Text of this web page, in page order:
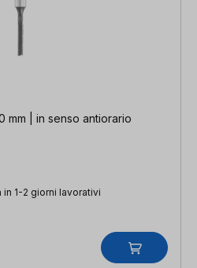
mm | in senso antiorario
1-2 giorni lavorativi